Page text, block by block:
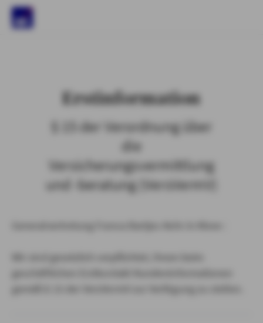
Erstinformation
§ 15 der Verordnung über
die
Versicherungsvermittlung
und -beratung (VersVermV)